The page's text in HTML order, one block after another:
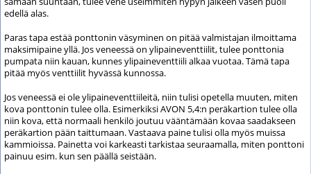
edellä alas.
Paras tapa estää ponttonin väsyminen on pitää valmistajan ilmoittama
maksimipaine yllä. Jos veneessä on ylipaineventtiilit, tulee ponttonia
pumpata niin kauan, kunnes ylipaineventtiili alkaa vuotaa. Tämä tapa
pitää myös venttiilit hyvässä kunnossa.
Jos veneessä ei ole ylipaineventtiileitä, niin tulisi opetella muuten, miten
kova ponttonin tulee olla. Esimerkiksi AVON 5,4:n peräkartion tulee olla
niin kova, että normaali henkilö joutuu vääntämään kovaa saadakseen
peräkartion pään taittumaan. Vastaava paine tulisi olla myös muissa
kammioissa. Painetta voi karkeasti tarkistaa seuraamalla, miten ponttoni
painuu esim. kun sen päällä seistään.